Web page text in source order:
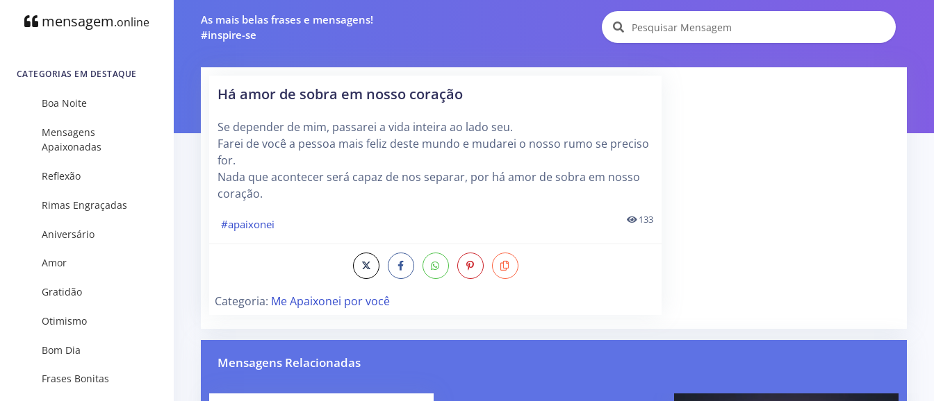
mensagem.online
CATEGORIAS EM DESTAQUE
Boa Noite
Mensagens
Apaixonadas
Reflexão
Rimas Engraçadas
Aniversário
Amor
Gratidão
Otimismo
Bom Dia
Frases Bonitas
As mais belas frases e mensagens!
#inspire-se
Há amor de sobra em nosso coração
Se depender de mim, passarei a vida inteira ao lado seu.
Farei de você a pessoa mais feliz deste mundo e mudarei o nosso rumo se preciso
for.
Nada que acontecer será capaz de nos separar, por há amor de sobra em nosso
coração.
#apaixonei 133
Categoria: Me Apaixonei por você
Mensagens Relacionadas